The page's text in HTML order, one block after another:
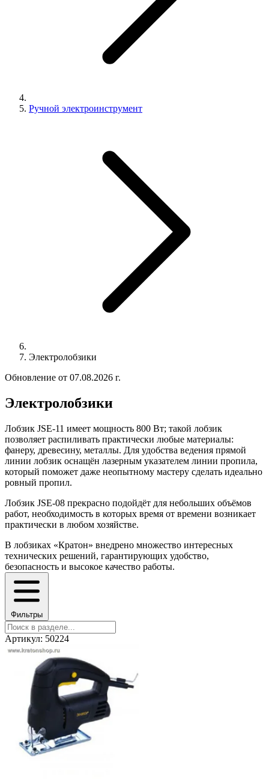
Ручной электроинструмент
Электролобзики
Обновление от 07.08.2026 г.
Электролобзики
Лобзик JSE-11 имеет мощность 800 Вт; такой лобзик
позволяет распиливать практически любые материалы:
фанеру, древесину, металлы. Для удобства ведения прямой
линии лобзик оснащён лазерным указателем линии пропила,
который поможет даже неопытному мастеру сделать идеально
ровный пропил.
Лобзик JSE-08 прекрасно подойдёт для небольших объёмов
работ, необходимость в которых время от времени возникает
практически в любом хозяйстве.
В лобзиках «Кратон» внедрено множество интересных
технических решений, гарантирующих удобство,
безопасность и высокое качество работы.
Фильтры
Артикул: 50224